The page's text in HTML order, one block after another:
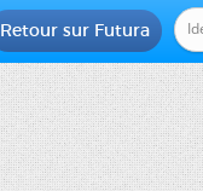
Retour sur Futura